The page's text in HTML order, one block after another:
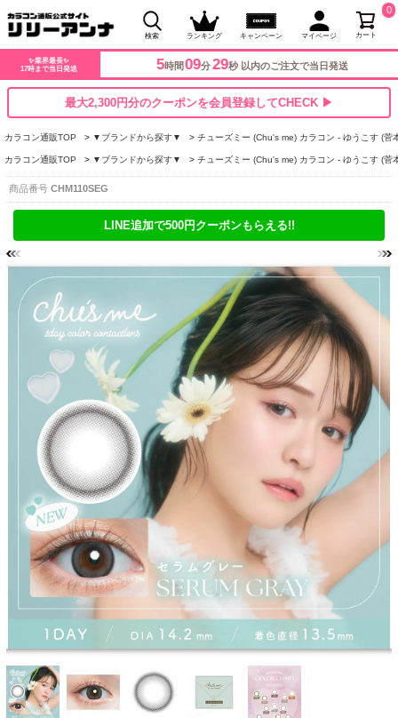
検索 ランキング キャンペーン マイページ カート
0
✨業界最長✨
17時まで当日発送
5時間 09分28秒 以内のご注文で当日発送
最大2,300円分のクーポンを会員登録してCHECK ▶
カラコン通販TOP ▼ブランドから探す▼ チューズミー (Chu's me) カラコン - ゆうこす (菅
カラコン通販TOP ▼ブランドから探す▼ チューズミー (Chu's me) カラコン - ゆうこす (菅
商品番号 CHM110SEG
LINE追加で500円クーポンもらえる!!